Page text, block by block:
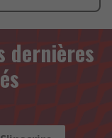
dernières